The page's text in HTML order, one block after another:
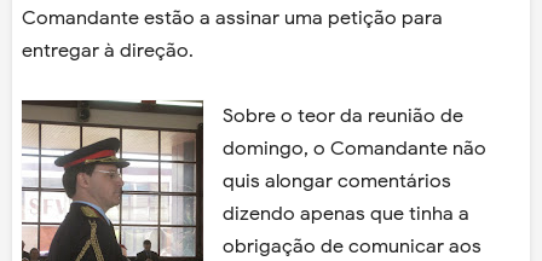
Comandante estão a assinar uma petição para
entregar à direção.
Sobre o teor da reunião de
domingo, o Comandante não
quis alongar comentários
dizendo apenas que tinha a
obrigação de comunicar aos